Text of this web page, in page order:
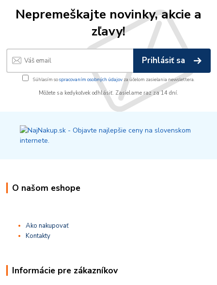
Nepremeškajte novinky, akcie a
zľavy!
Prihlásiť sa
Súhlasím sospracovaním osobných údajov za účelom zasielania newslettera.
Môžete sa kedykoľvek odhlásiť. Zasielame raz za 14 dní.
O našom eshope
Ako nakupovať
Kontakty
Informácie pre zákazníkov